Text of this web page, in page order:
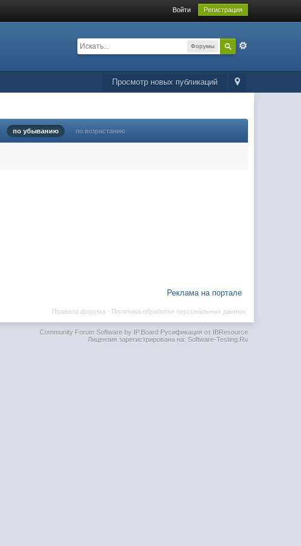
Войти Регистрация
Форумы
Просмотр новых публикаций
по убыванию по возрастанию
Реклама на портале
Политика обработки персональных данных
Правила форума ·
Community Forum Software by IP.BoardРусификация от IBResource
Лицензия зарегистрирована на: Software-Testing.Ru